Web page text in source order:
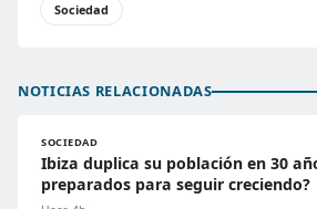
Sociedad
NOTICIAS RELACIONADAS
SOCIEDAD
Ibiza duplica su población en 30
preparados para seguir creciendo?